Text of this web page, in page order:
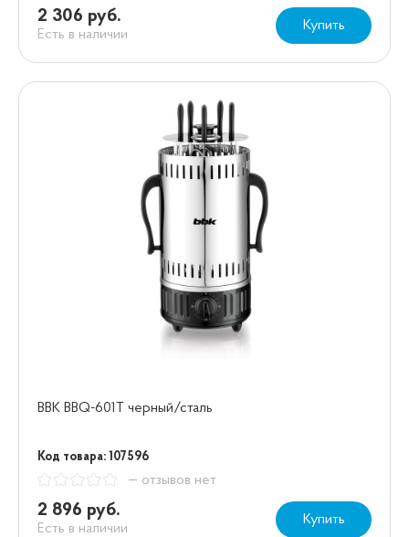
2 306 руб.
Есть в наличии
Купить
BBK BBQ-601T черный/сталь
Код товара: 107596
— отзывов нет
2 896 руб.
Есть в наличии
Купить